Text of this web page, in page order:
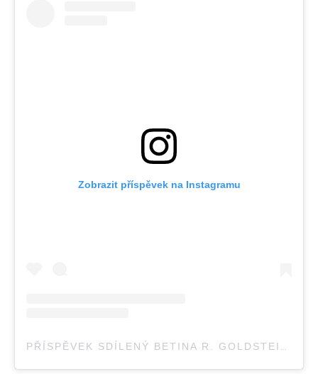
Zobrazit příspěvek na Instagramu
PŘÍSPĚVEK SDÍLENÝ BETINA R. GOLDSTEIN (@BETINA_GOLDSTEIN)